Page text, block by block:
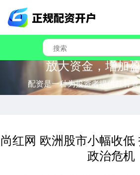
放大资金，增加
配资是一种为投资者提供杠杆
尚红网 欧洲股市小幅收低
政治危机